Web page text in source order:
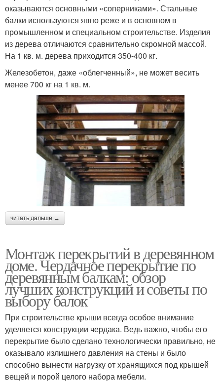
оказываются основными «соперниками». Стальные
балки используются явно реже и в основном в
промышленном и специальном строительстве. Изделия
из дерева отличаются сравнительно скромной массой.
На 1 кв. м. дерева приходится 350-400 кг.
Железобетон, даже «облегченный», не может весить
менее 700 кг на 1 кв. м.
читать дальше →
Монтаж перекрытий в деревянном
доме. Чердачное перекрытие по
деревянным балкам: обзор
лучших конструкций и советы по
выбору балок
При строительстве крыши всегда особое внимание
уделяется конструкции чердака. Ведь важно, чтобы его
перекрытие было сделано технологически правильно, не
оказывало излишнего давления на стены и было
способно вынести нагрузку от хранящихся под крышей
вещей и порой целого набора мебели.